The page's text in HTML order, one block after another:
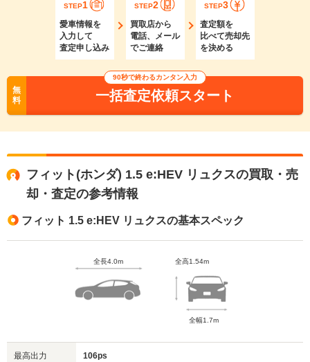
STEP1
愛車情報を
入力して
査定申し込み
STEP2
買取店から
電話、メール
でご連絡
STEP3
査定額を
比べて売却先
を決める
無
料
90秒で終わるカンタン入力
一括査定依頼スタート
フィット(ホンダ) 1.5 e:HEV リュクスの買取・売
却・査定の参考情報
フィット 1.5 e:HEV リュクスの基本スペック
全長4.0m 全高1.54m
全幅1.7m
最高出力 106ps